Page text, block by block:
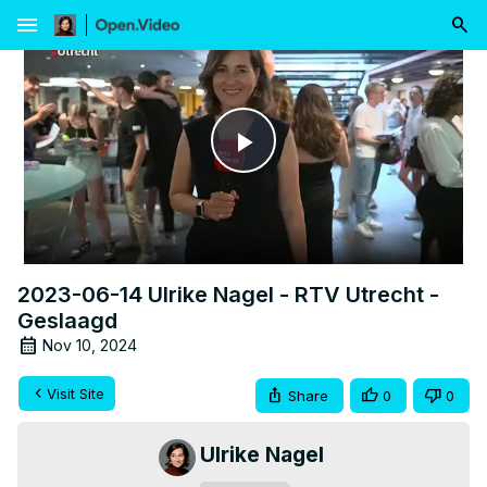
menu
Play
Video
2023-06-14 Ulrike Nagel - RTV Utrecht -
Geslaagd
Nov 10, 2024
Visit Site Share 0 0
Ulrike Nagel